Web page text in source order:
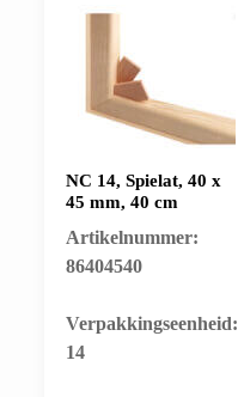
NC 14, Spielat, 40 x
45 mm, 40 cm
Artikelnummer:
86404540
​Verpakkingseenheid:
14